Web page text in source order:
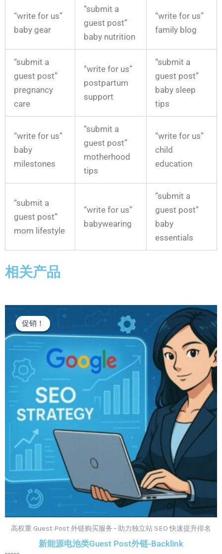
“write for us”
baby gear
“submit a
guest post”
baby nutrition
“write for us”
family blog
“submit a
guest post”
pregnancy
care
“write for us”
postpartum
support
“submit a
guest post”
baby sleep
tips
“write for us”
baby
milestones
“submit a
guest post”
motherhood
tips
“write for us”
child
education
“submit a
guest post”
mom lifestyle
“write for us”
babywearing
“submit a
guest post”
baby
essentials
相关产品
促销！
促销！
高权重 Guest Post 外链购买服务 - 助力独立站 SEO 快速提升排名
新能源电池类Guest Post外链-Backlink
为：
¥1,299.00。
为：
¥1,099.00。